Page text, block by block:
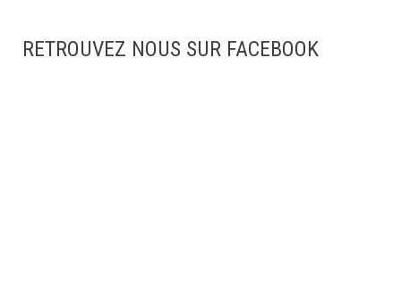
RETROUVEZ NOUS SUR FACEBOOK